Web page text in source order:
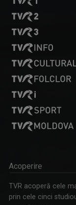
Acoperire
TVR acoperă cele
prin cele cinci